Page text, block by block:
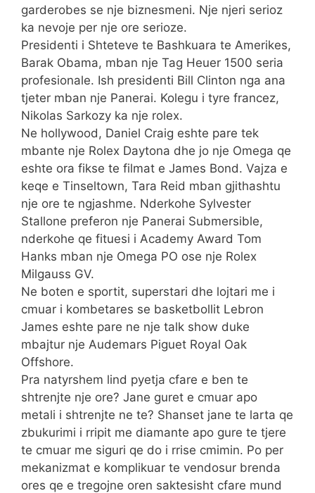
garderobes se nje biznesmeni. Nje njeri serioz
ka nevoje per nje ore serioze.
Presidenti i Shteteve te Bashkuara te Amerikes,
Barak Obama, mban nje Tag Heuer 1500 seria
profesionale. Ish presidenti Bill Clinton nga ana
tjeter mban nje Panerai. Kolegu i tyre francez,
Nikolas Sarkozy ka nje rolex.
Ne hollywood, Daniel Craig eshte pare tek
mbante nje Rolex Daytona dhe jo nje Omega qe
eshte ora fikse te filmat e James Bond. Vajza e
keqe e Tinseltown, Tara Reid mban gjithashtu
nje ore te ngjashme. Nderkohe Sylvester
Stallone preferon nje Panerai Submersible,
nderkohe qe fituesi i Academy Award Tom
Hanks mban nje Omega PO ose nje Rolex
Milgauss GV.
Ne boten e sportit, superstari dhe lojtari me i
cmuar i kombetares se basketbollit Lebron
James eshte pare ne nje talk show duke
mbajtur nje Audemars Piguet Royal Oak
Offshore.
Pra natyrshem lind pyetja cfare e ben te
shtrenjte nje ore? Jane guret e cmuar apo
metali i shtrenjte ne te? Shanset jane te larta qe
zbukurimi i rripit me diamante apo gure te tjere
te cmuar me siguri qe do i rrise cmimin. Po per
mekanizmat e komplikuar te vendosur brenda
ores qe e tregojne oren saktesisht cfare mund